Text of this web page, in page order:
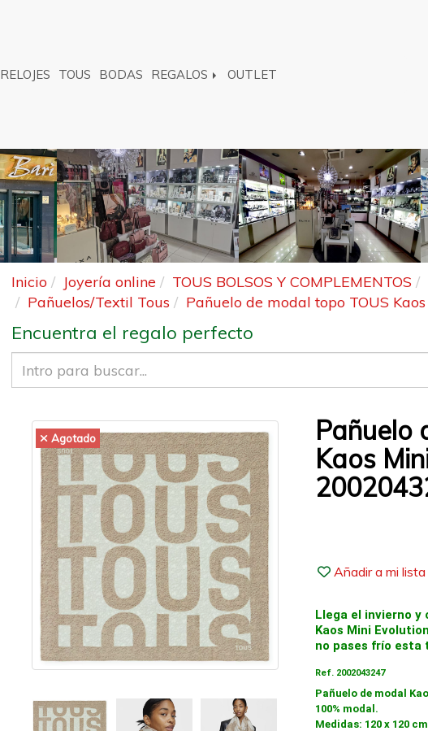
RELOJES TOUS BODAS REGALOS OUTLET
Inicio Joyería online TOUS BOLSOS Y COMPLEMENTOS
Pañuelos/Textil Tous
Pañuelo de modal topo TOUS
Encuentra el regalo perfecto
Agotado
Pañuelo
Kaos
Añadir a mi
Llega el invierno y
Kaos Mini
no pases frío esta
Ref. 2002043247
Pañuelo de modal
100% modal.
Medidas: 120 x 120